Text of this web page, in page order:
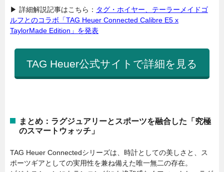
▶ 詳細解説記事はこちら： タグ・ホイヤー、テーラーメイドゴ
ルフとのコラボ「TAG Heuer Connected Calibre E5 x
TaylorMade Edition」を発表
TAG Heuer公式サイトで詳細を見る
まとめ：ラグジュアリーとスポーツを融合した「究極
のスマートウォッチ」
TAG Heuer Connectedシリーズは、時計としての美しさと、ス
ポーツギアとしての実用性を兼ね備えた唯一無二の存在。